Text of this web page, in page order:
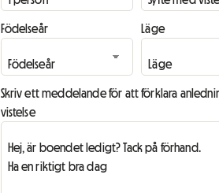
Födelseår Läge
Skriv ett meddelande för att förklara
vistelse